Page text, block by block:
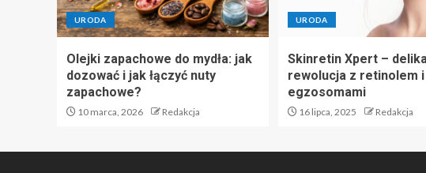
URODA
Olejki zapachowe do mydła: jak
dozować i jak łączyć nuty
zapachowe?
10 marca, 2026 Redakcja
URODA
Skinretin Xpert –
rewolucja z retinolem i
egzosomami
16 lipca, 2025 Redakcja